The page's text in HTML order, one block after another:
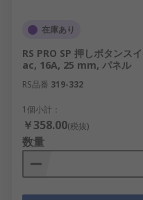
在庫あり
RS PRO SP 押しボタンス
ac, 16A, 25 mm, パネル
RS品番 319-332
1個小計：
￥358.00(税抜)
数量